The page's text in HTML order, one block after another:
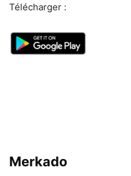
Télécharger :
Merkado